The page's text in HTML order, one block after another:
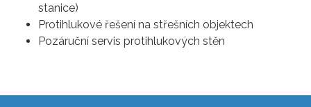
stanice)
Protihlukové řešení na střešních objektech
Pozáruční servis protihlukových stěn